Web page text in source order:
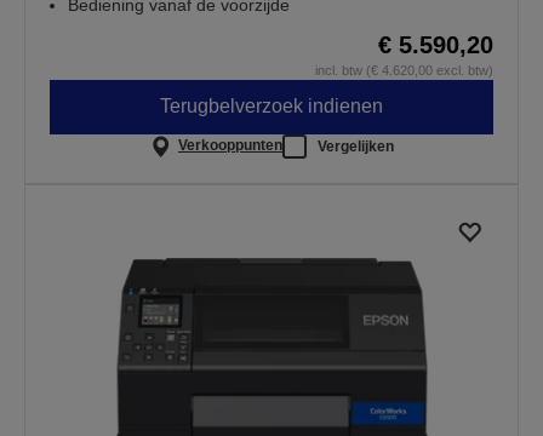
Bediening vanaf de voorzijde
€ 5.590,20
incl. btw (€ 4.620,00 excl. btw)
Terugbelverzoek indienen
Verkooppunten Vergelijken